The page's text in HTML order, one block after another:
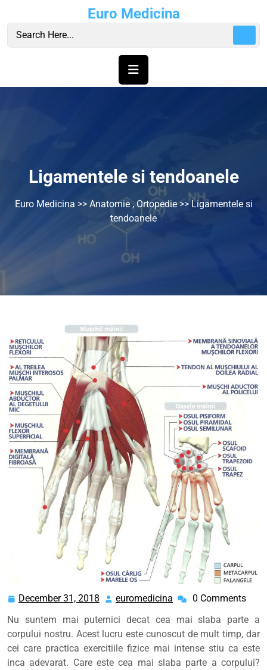
content
Euro Medicina
Ligamentele si tendoanele
Euro Medicina >> Anatomie,Ortopedie>> Ligamentele si
tendoanele
December 31, 2018 December
euromedicina euromedicina
0 Comments
Nu suntem mai puternici decat cea mai slaba parte a
corpului nostru. Acest lucru este cunoscut de mult timp, dar
cei care practica exercitiile fizice mai intense stiu ca este
inca adevarat. Care este cea mai slaba parte a corpului?